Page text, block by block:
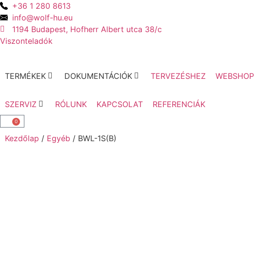
+36 1 280 8613
info@wolf-hu.eu
1194 Budapest, Hofherr Albert utca 38/c
Viszonteladók
TERMÉKEK DOKUMENTÁCIÓK TERVEZÉSHEZ WEBSHOP
SZERVIZ RÓLUNK KAPCSOLAT REFERENCIÁK
0
Kezdőlap / Egyéb / BWL-1S(B)